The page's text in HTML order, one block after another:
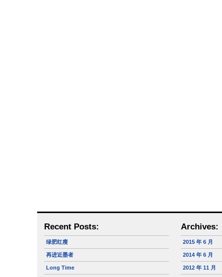
Recent Posts:
绿肥红瘦
再进近墨者
Long Time
Archives:
2015 年 6 月
2014 年 6 月
2012 年 11 月